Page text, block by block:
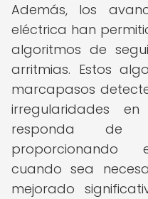
Además, los
eléctrica han
algoritmos de
arritmias. Estos
marcapasos
irregularidades
responda de
proporcionando
cuando sea
mejorado